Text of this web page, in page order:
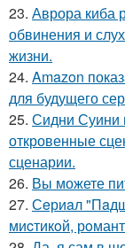
23. Аврора киба
обвинения и
жизни.
24. Amazon
для будущего
25. Сидни Суини
откровенные
сценарии.
26. Вы можете
27. Сeриaл
миcтикoй,